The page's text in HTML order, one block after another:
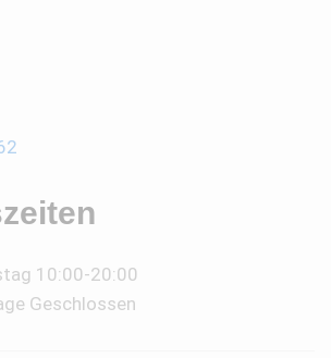
10:00-20:00
Geschlossen